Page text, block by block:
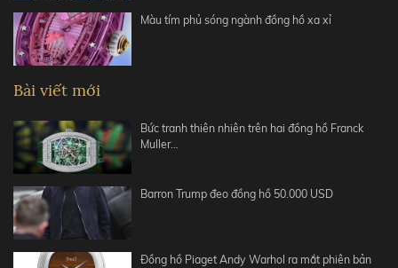
Màu tím phủ sóng ngành đồng hồ xa xỉ
Bài viết mới
Bức tranh thiên nhiên trên hai đồng hồ Franck
Muller…
Barron Trump đeo đồng hồ 50.000 USD
Đồng hồ Piaget Andy Warhol ra mắt phiên bản